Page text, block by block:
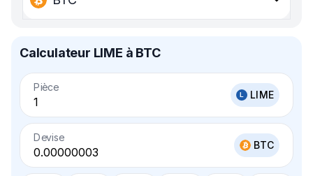
Calculateur LIME à BTC
Pièce
LIME
Devise
BTC